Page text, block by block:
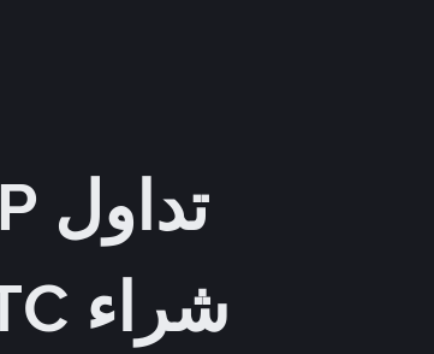
تداول P2P إكسبريس
شراء BTC مقابل GEL